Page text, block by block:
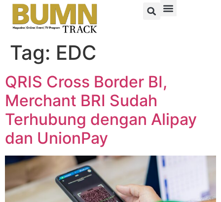
Tag: EDC
QRIS Cross Border BI,
Merchant BRI Sudah
Terhubung dengan Alipay
dan UnionPay